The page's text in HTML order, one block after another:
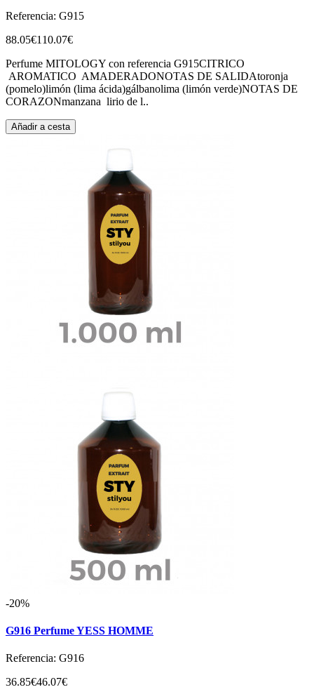
Referencia: G915
88.05€110.07€
Perfume MITOLOGY con referencia G915CITRICO
AROMATICO AMADERADONOTAS DE SALIDAtoronja
(pomelo)limón (lima ácida)gálbanolima (limón verde)NOTAS DE
CORAZONmanzana lirio de l..
Añadir a cesta
-20%
G916 Perfume YESS HOMME
Referencia: G916
36.85€46.07€